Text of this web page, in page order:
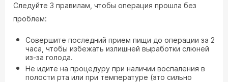
Следуйте 3 правилам, чтобы операция прошла без
проблем:
Совершите последний прием пищи до операции за 2
часа, чтобы избежать излишней выработки слюней
из-за голода.
Не идите на процедуру при наличии воспаления в
полости рта или при температуре (это сильно